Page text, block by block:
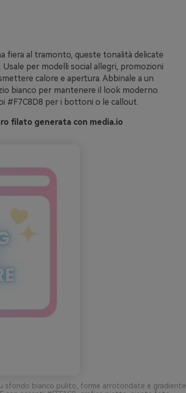
fiera al tramonto, queste tonalità delicate
per modelli social allegri, promozioni
calore e apertura. Abbinale a un
bianco per mantenere il look moderno.
#F7C8D8 per i bottoni o le callout.
filato generata con media.io
sfondo bianco pulito, forme arrotondate e gradiente